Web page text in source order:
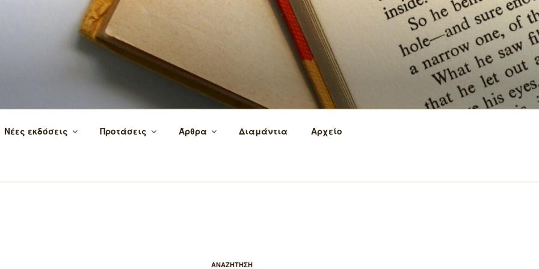
τα βιβλία και τη γνώση!
Νέες εκδόσεις Προτάσεις Άρθρα Διαμάντια Αρχείο
ΑΝΑΖΗΤΗΣΗ